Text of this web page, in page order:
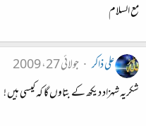
مع السلام
علی ذاکر
جولائی 27، 2009
شکریہ شہزاد دیکھ کے بتاوں گا کہ کیسی ہیں !